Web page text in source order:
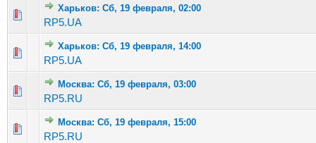
Харьков: Сб, 19 февраля, 02:00
RP5.UA
Голосов: 5 - Средняя оценка: 2.4 из 5
12 34 5
Харьков: Сб, 19 февраля, 14:00
RP5.UA
Голосов: 2 - Средняя оценка: 2.5 из 5
12 34 5
Москва: Сб, 19 февраля, 03:00
RP5.RU
Голосов: 4 - Средняя оценка: 3.25 из 5
1 23 45
Москва: Сб, 19 февраля, 15:00
RP5.RU
Голосов: 3 - Средняя оценка: 3.67 из 5
1 23 45